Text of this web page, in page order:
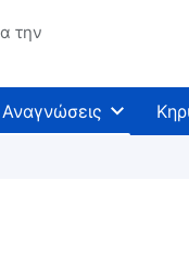
την
Αναγνώσεις